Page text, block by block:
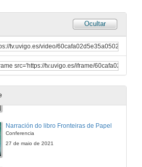
Ocultar
20 de maio de 2021
Narración do libro Fronteiras de Papel
Conferencia
27 de maio de 2021